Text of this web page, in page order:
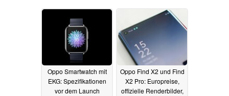
Oppo Smartwatch mit
EKG: Spezifikationen
vor dem Launch
Oppo Find X2 und Find
X2 Pro: Europreise,
offizielle Renderbilder,